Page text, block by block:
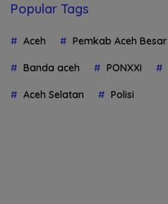
Popular Tags
Aceh Pemkab Aceh Besar
Banda aceh PONXXI
Aceh Selatan Polisi